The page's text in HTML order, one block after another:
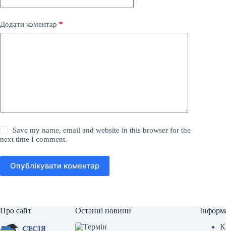
Додати коментар *
Save my name, email and website in this browser for the
next time I comment.
Опублікувати коментар
Про сайт Останні новини